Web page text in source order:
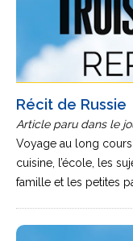
Récit de Russie
Article paru dans le
Voyage au long cours
cuisine, l’école, les
famille et les petites